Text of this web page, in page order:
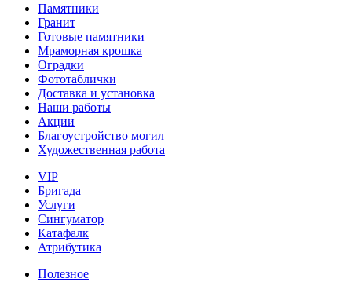
Памятники
Гранит
Готовые памятники
Мраморная крошка
Оградки
Фототаблички
Доставка и установка
Наши работы
Акции
Благоустройство могил
Художественная работа
VIP
Бригада
Услуги
Сингуматор
Катафалк
Атрибутика
Полезное